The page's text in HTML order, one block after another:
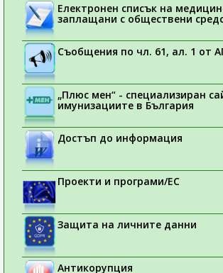
Електронен списък на
заплащани с обществени
Съобщения по чл. 61, ал. 1 от
„Плюс мен“ - специализиран
имунизациите в България
Достъп до информация
Проекти и програми/ЕС
Защита на личните данни
Антикорупция